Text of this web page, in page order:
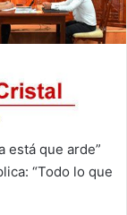
está que arde”
“Todo lo que